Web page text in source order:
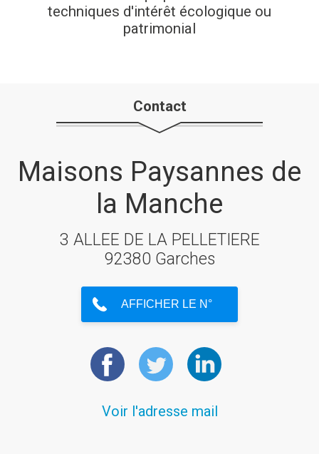
techniques d'intérêt écologique ou
patrimonial
Contact
Maisons Paysannes de
la Manche
3 ALLEE DE LA PELLETIERE
92380 Garches
Voir l'adresse mail